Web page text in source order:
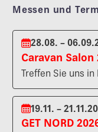
Messen und
28.08. –
Caravan
Treffen Sie uns in
19.11. –
GET NORD